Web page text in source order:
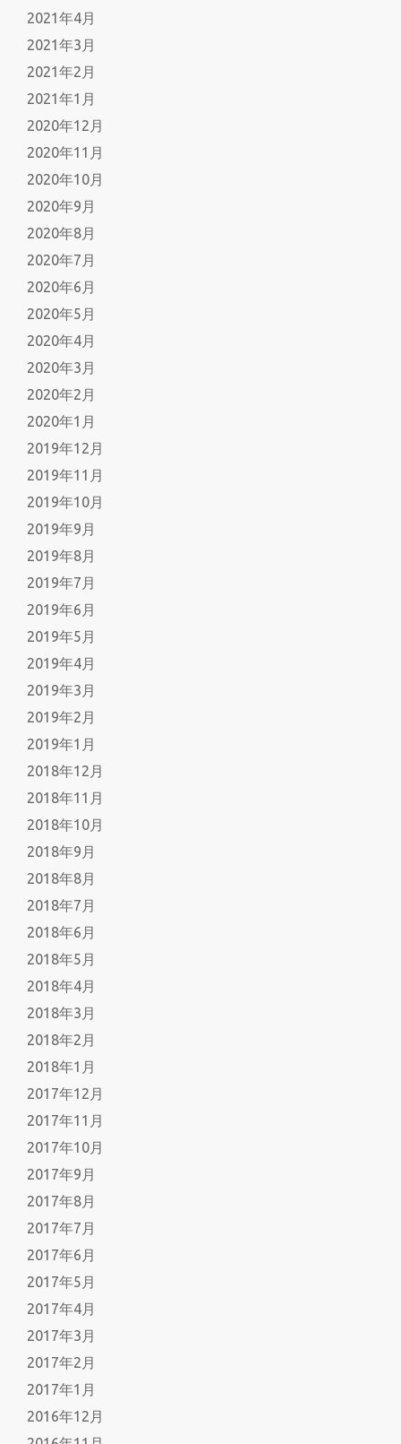
2021年4月
2021年3月
2021年2月
2021年1月
2020年12月
2020年11月
2020年10月
2020年9月
2020年8月
2020年7月
2020年6月
2020年5月
2020年4月
2020年3月
2020年2月
2020年1月
2019年12月
2019年11月
2019年10月
2019年9月
2019年8月
2019年7月
2019年6月
2019年5月
2019年4月
2019年3月
2019年2月
2019年1月
2018年12月
2018年11月
2018年10月
2018年9月
2018年8月
2018年7月
2018年6月
2018年5月
2018年4月
2018年3月
2018年2月
2018年1月
2017年12月
2017年11月
2017年10月
2017年9月
2017年8月
2017年7月
2017年6月
2017年5月
2017年4月
2017年3月
2017年2月
2017年1月
2016年12月